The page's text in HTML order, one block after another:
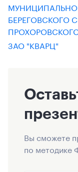
БЕРЕГОВСКОГО
ЗАО "КВАРЦ"
Вы сможете
по методике